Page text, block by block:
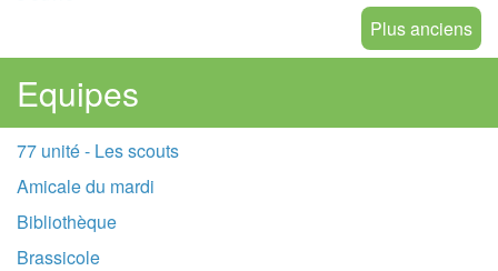
Plus anciens
Equipes
77 unité - Les scouts
Amicale du mardi
Bibliothèque
Brassicole